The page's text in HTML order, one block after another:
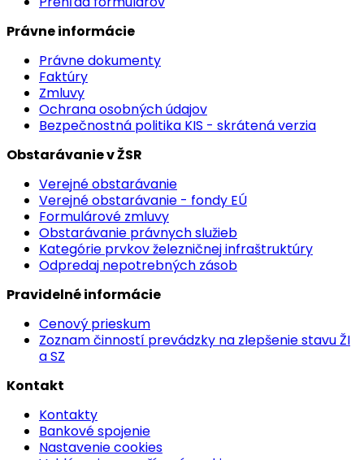
Právne informácie
Právne dokumenty
Faktúry
Zmluvy
Ochrana osobných údajov
Bezpečnostná politika KIS - skrátená verzia
Obstarávanie v ŽSR
Verejné obstarávanie
Verejné obstarávanie - fondy EÚ
Formulárové zmluvy
Obstarávanie právnych služieb
Kategórie prvkov železničnej infraštruktúry
Odpredaj nepotrebných zásob
Pravidelné informácie
Cenový prieskum
Zoznam činností prevádzky na zlepšenie stavu ŽI
a SZ
Kontakt
Kontakty
Bankové spojenie
Nastavenie cookies